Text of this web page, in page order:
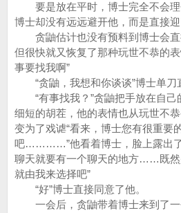
要是放在平时，博士完全不会理
博士却没有远远避开他，而是直接迎
贪鼬估计也没有预料到博士会直
但很快就又恢复了那种玩世不恭的
事要找我啊”
“贪鼬，我想和你谈谈”博士单刀
“有事找我？”贪鼬把手放在自己
细短的胡茬，他的表情也从玩世不
变为了戏谑“看来，博士您有很重要
吧…………”他看着博士，脸上露出了
聊天就要有一个聊天的地方……既
就由我来选择吧”
“好”博士直接同意了他。
一会后，贪鼬带着博士来到了一